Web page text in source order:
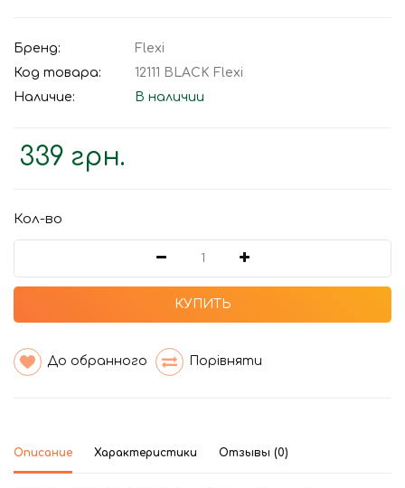
Бренд:
Flexi
Код товара:
12111 BLACK Flexi
Наличие:
В наличии
339 грн.
Кол-во
КУПИТЬ
До обранного Порівняти
Описание Характеристики Отзывы (0)